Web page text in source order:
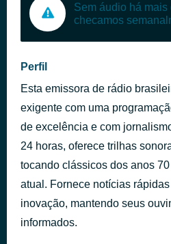
Sem áudio há mais
checamos
Perfil
Esta emissora de rádio
exigente com uma
de excelência e com
24 horas, oferece trilhas
tocando clássicos dos anos
atual. Fornece notícias
inovação, mantendo seus
informados.